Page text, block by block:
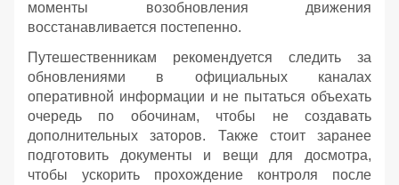
моменты возобновления движения
восстанавливается постепенно.
Путешественникам рекомендуется следить за
обновлениями в официальных каналах
оперативной информации и не пытаться объехать
очередь по обочинам, чтобы не создавать
дополнительных заторов. Также стоит заранее
подготовить документы и вещи для досмотра,
чтобы ускорить прохождение контроля после